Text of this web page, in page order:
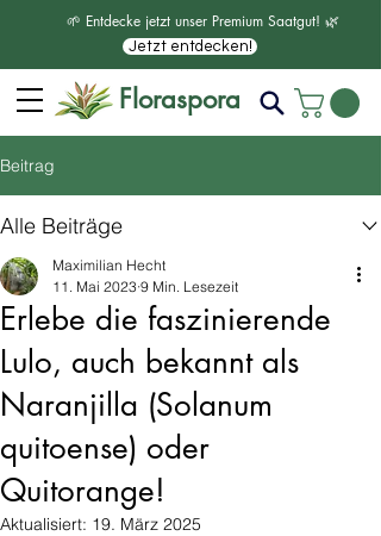
🌱 Entdecke jetzt unser Premium Saatgut! 🌿
Jetzt entdecken!
Floraspora
Beitrag
Alle Beiträge
Erlebe die faszinierende
Lulo, auch bekannt als
Naranjilla (Solanum
quitoense) oder
Quitorange!
Maximilian Hecht
11. Mai 2023 9 Min. Lesezeit
Aktualisiert: 19. März 2025